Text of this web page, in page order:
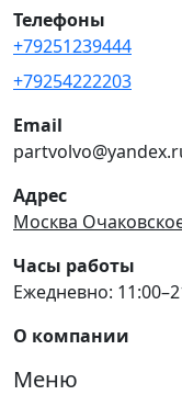
Телефоны
+79251239444
+79254222203
Email
Адрес
Москва
Часы работы
Ежедневно:
О компании
Меню